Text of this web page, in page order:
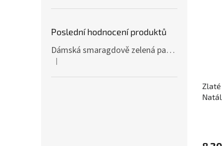
Poslední hodnocení produktů
Dámská smaragdově zelená pašmína P81 / Dámská smaragdově zelená šála
Hodnocení produktu je 4 z 5 hvězdiček.
|